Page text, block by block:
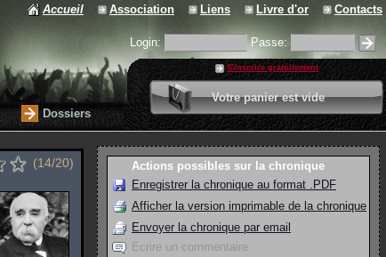
Accueil Association Liens Livre d'or Contacts
Login: Passe:
S'inscrire gratuitement
Votre panier est vide
0 article
Valider votre panier
Dossiers
(14/20)
Actions possibles sur la chronique
Enregistrer la chronique au format .PDF
Afficher la version imprimable de la chronique
Envoyer la chronique par email
Ecrire un commentaire